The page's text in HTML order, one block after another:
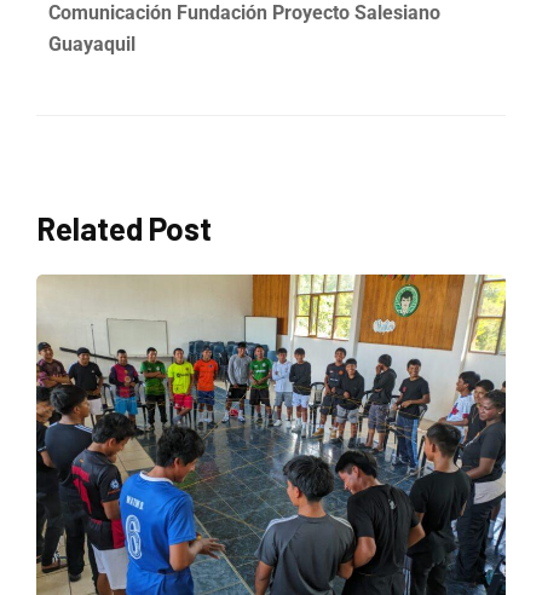
Comunicación Fundación Proyecto Salesiano
Guayaquil
Related Post